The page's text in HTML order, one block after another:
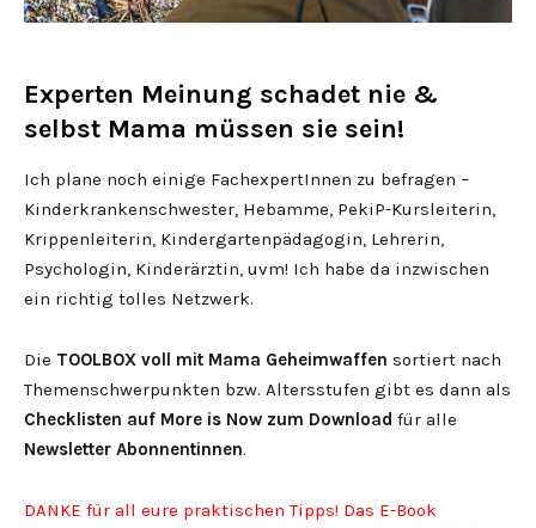
Experten Meinung schadet nie &
selbst Mama müssen sie sein!
Ich plane noch einige FachexpertInnen zu befragen –
Kinderkrankenschwester, Hebamme, PekiP-Kursleiterin,
Krippenleiterin, Kindergartenpädagogin, Lehrerin,
Psychologin, Kinderärztin, uvm! Ich habe da inzwischen
ein richtig tolles Netzwerk.
Die TOOLBOX voll mit Mama Geheimwaffen sortiert nach
Themenschwerpunkten bzw. Altersstufen gibt es dann als
Checklisten auf More is Now zum Download für alle
Newsletter Abonnentinnen.
DANKE für all eure praktischen Tipps! Das E-Book